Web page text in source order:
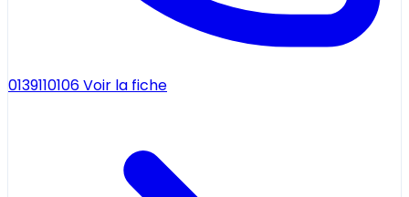
0139110106Voir la fiche